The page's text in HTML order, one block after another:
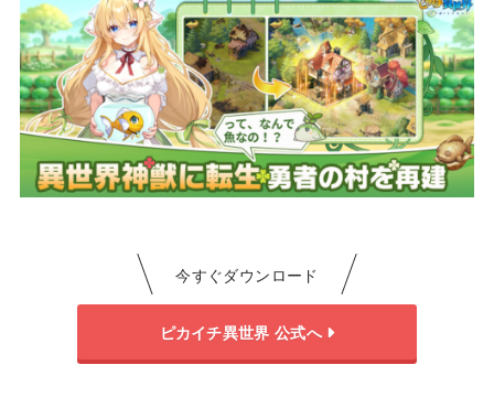
今すぐダウンロード
ピカイチ異世界 公式へ